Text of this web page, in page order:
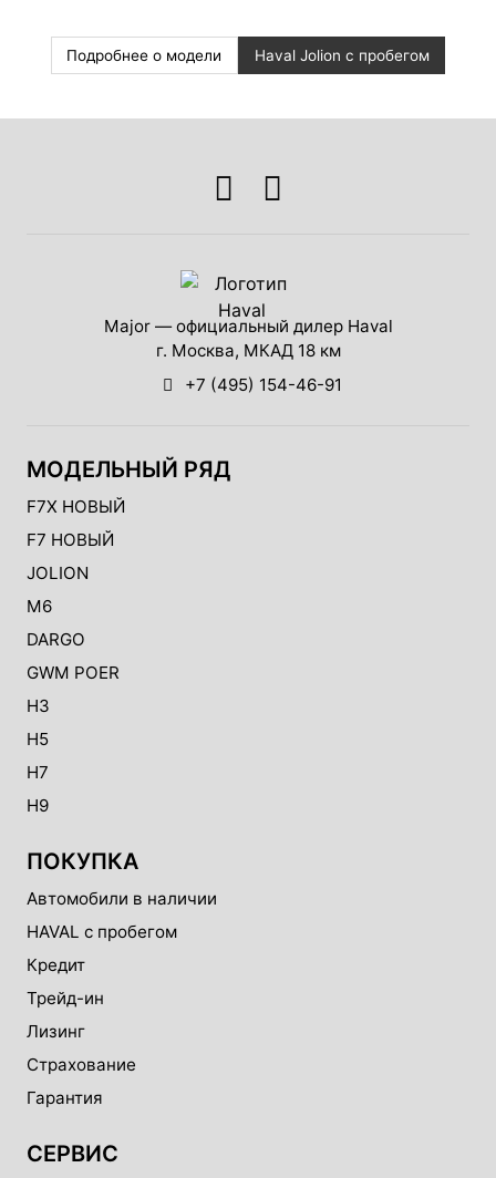
Подробнее о модели Haval Jolion с пробегом
Major — официальный дилер Haval
г. Москва, МКАД 18 км
+7 (495) 154-46-91
МОДЕЛЬНЫЙ РЯД
F7X НОВЫЙ
F7 НОВЫЙ
JOLION
M6
DARGO
GWM POER
H3
H5
H7
H9
ПОКУПКА
Автомобили в наличии
HAVAL с пробегом
Кредит
Трейд-ин
Лизинг
Страхование
Гарантия
СЕРВИС